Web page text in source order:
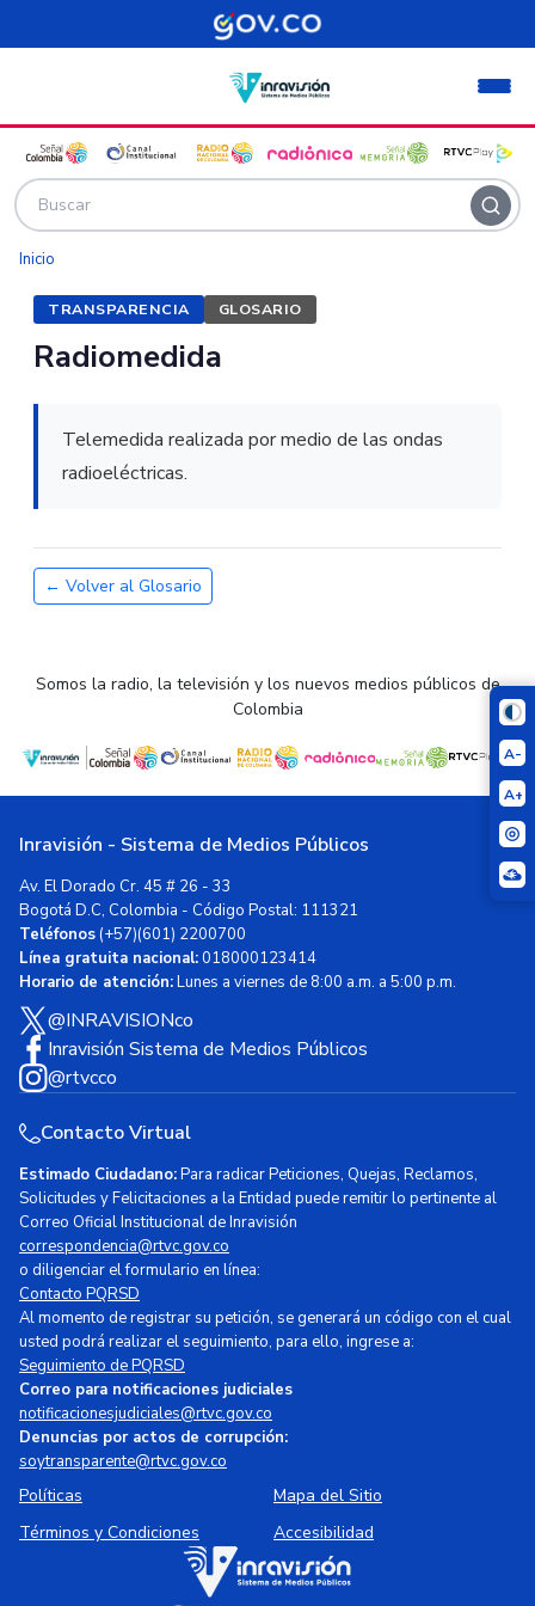
Pasar al contenido principal
A-
A+
Inicio
TRANSPARENCIA GLOSARIO
Radiomedida
Telemedida realizada por medio de las ondas
radioeléctricas.
← Volver al Glosario
Somos la radio, la televisión y los nuevos medios públicos de
Colombia
Inravisión - Sistema de Medios Públicos
Av. El Dorado Cr. 45 # 26 - 33
Bogotá D.C, Colombia - Código Postal: 111321
Teléfonos(+57)(601) 2200700
Línea gratuita nacional:018000123414
Horario de atención:Lunes a viernes de 8:00 a.m. a 5:00 p.m.
@INRAVISIONco
Inravisión Sistema de Medios Públicos
@rtvcco
Contacto Virtual
Estimado Ciudadano:Para radicar Peticiones, Quejas, Reclamos,
Solicitudes y Felicitaciones a la Entidad puede remitir lo pertinente al
Correo Oficial Institucional de Inravisión
correspondencia@rtvc.gov.co
o diligenciar el formulario en línea:
Contacto PQRSD
Al momento de registrar su petición, se generará un código con el cual
usted podrá realizar el seguimiento, para ello, ingrese a:
Seguimiento de PQRSD
Correo para notificaciones judiciales
notificacionesjudiciales@rtvc.gov.co
Denuncias por actos de corrupción:
soytransparente@rtvc.gov.co
Políticas
Mapa del Sitio
Términos y Condiciones
Accesibilidad